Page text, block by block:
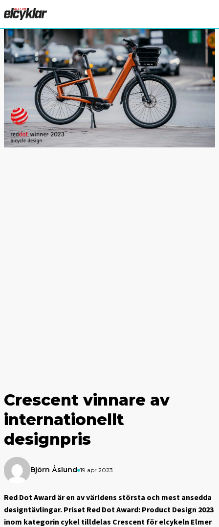
Crescent vinnare av
internationellt
designpris
Björn Åslund 19 apr 2023
Red Dot Award är en av världens största och mest ansedda
designtävlingar. Priset Red Dot Award: Product Design 2023
inom kategorin cykel tilldelas Crescent för elcykeln Elmer